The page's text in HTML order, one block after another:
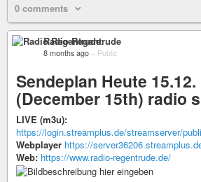
0 comments
Radio Regentrude
8 months ago – Public
Sendeplan Heute 15.12.
(December 15th) radio
LIVE (m3u):
https://login.streamplus.de/streamserver/
Webplayer https://
Web: https://www.radio-regentrude.de/